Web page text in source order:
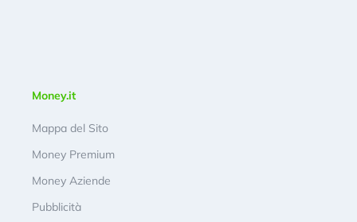
Money.it
Mappa del Sito
Money Premium
Money Aziende
Pubblicità